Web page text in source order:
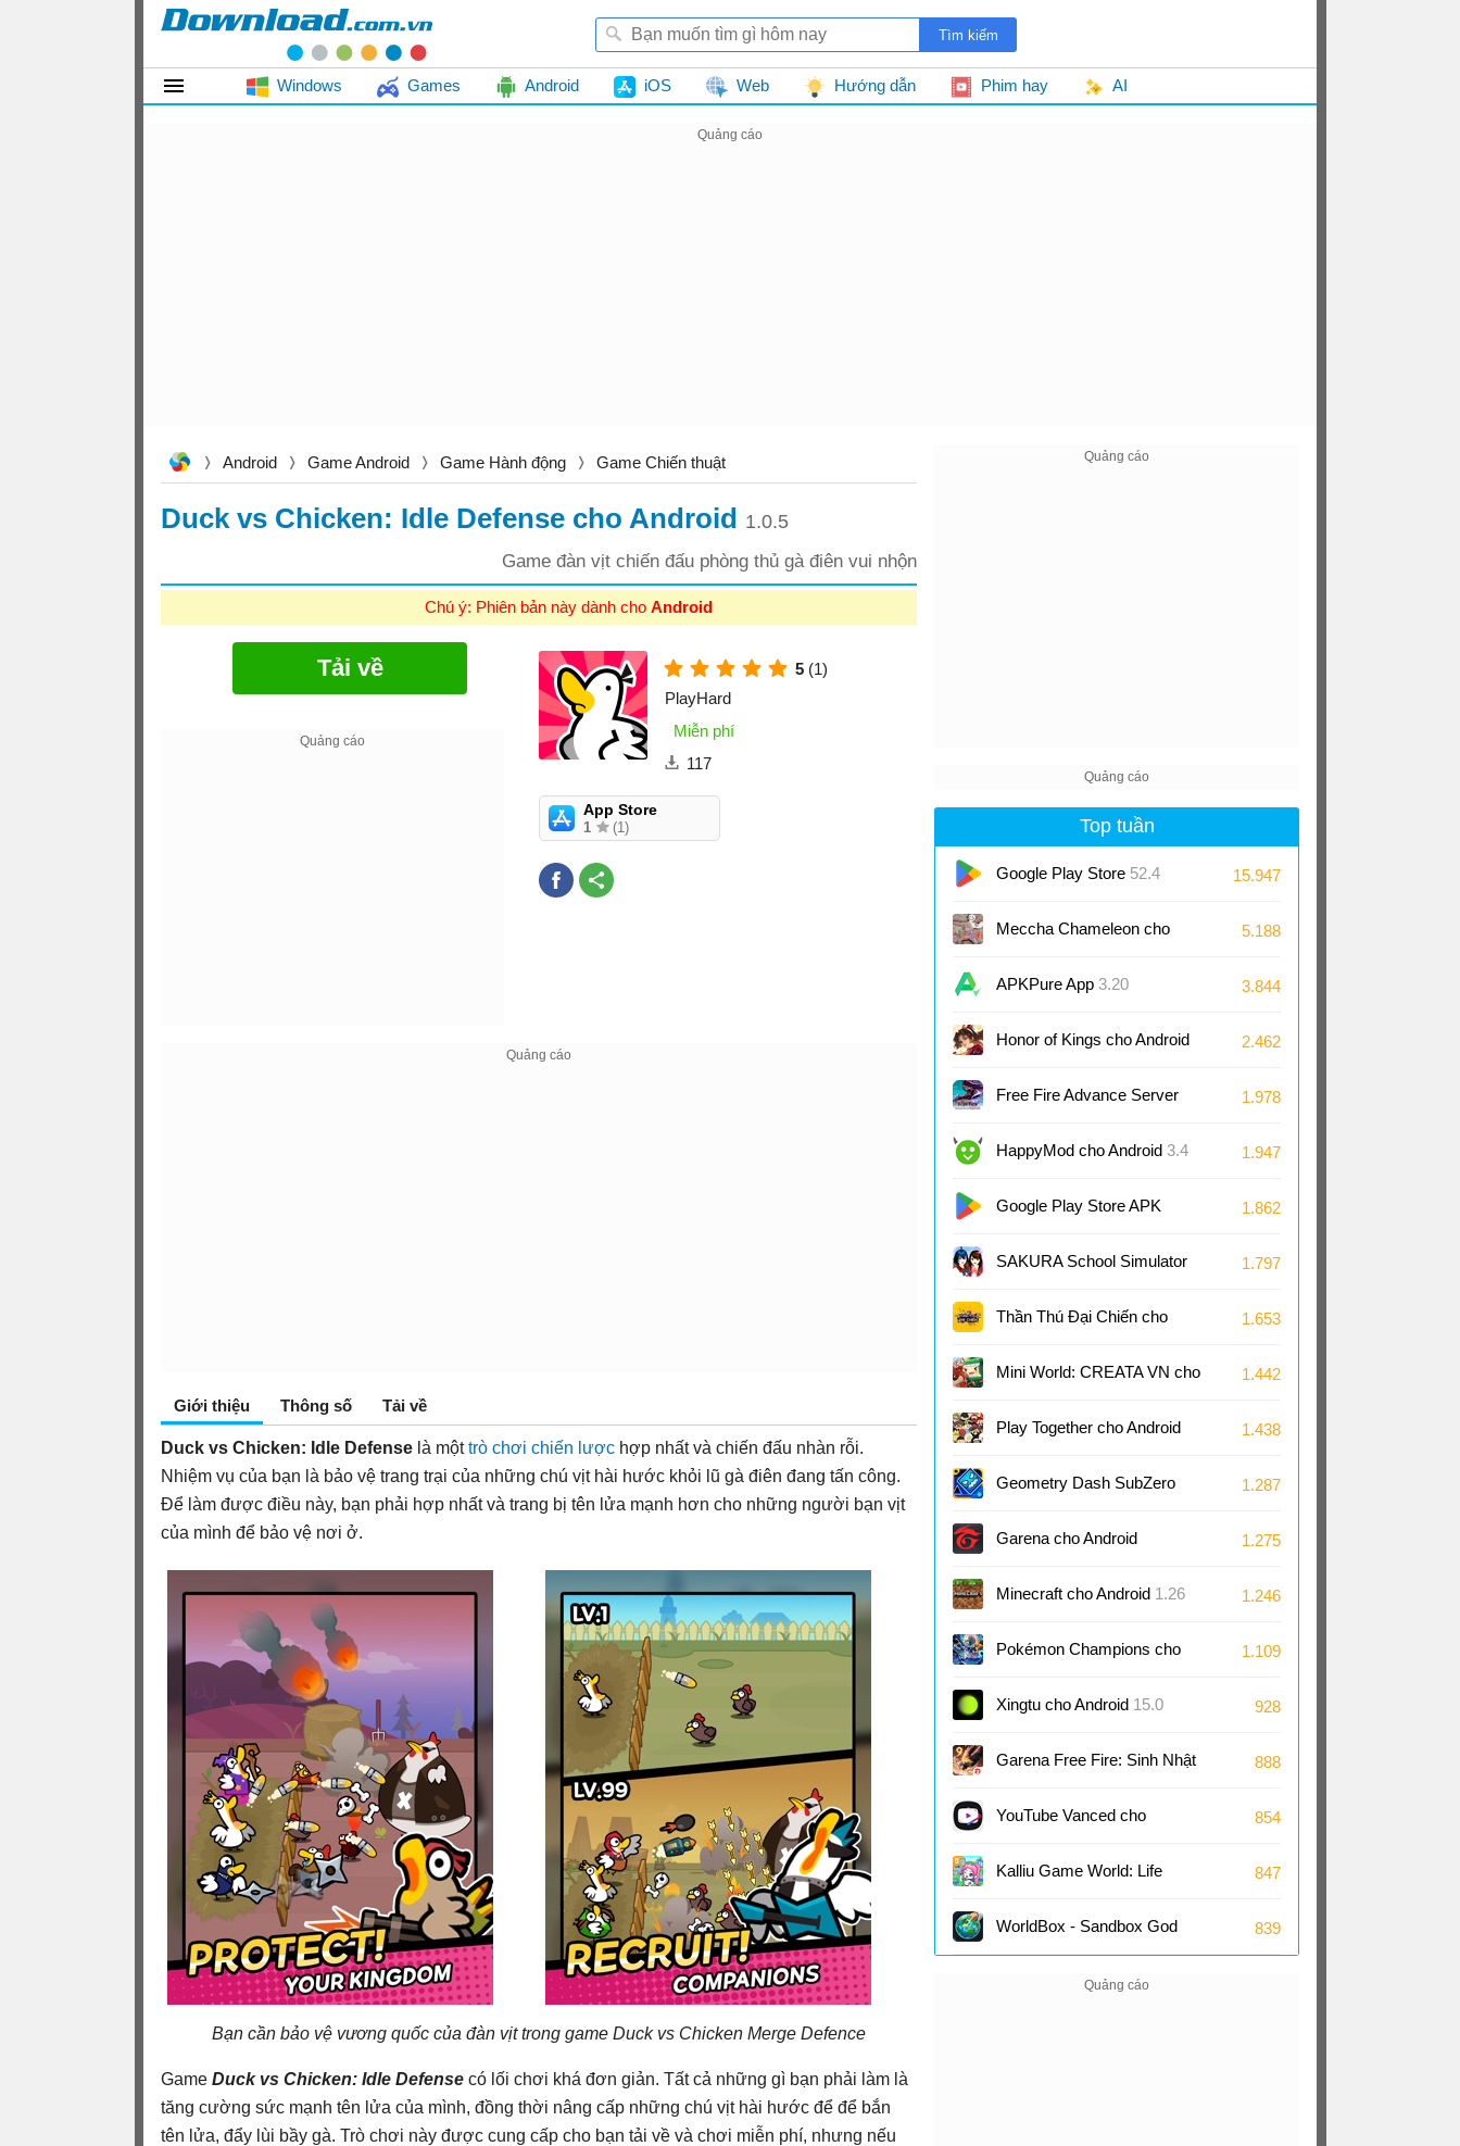
Windows Games Android iOS Web Hướng dẫn Phim hay AI
Android Game Android Game Hành động Game Chiến thuật
Duck vs Chicken: Idle Defense cho Android 1.0.5
Game đàn vịt chiến đấu phòng thủ gà điên vui nhộn
Chú ý: Phiên bản này dành cho Android
Tải về 5 (1)
PlayHard
Miễn phí
117
App Store
1 (1)
Giới thiệu Thông số Tải về
Duck vs Chicken: Idle Defense là mộttrò chơi chiến lược hợp nhất và chiến đấu nhàn rỗi.
Nhiệm vụ của bạn là bảo vệ trang trại của những chú vịt hài hước khỏi lũ gà điên đang tấn công.
Để làm được điều này, bạn phải hợp nhất và trang bị tên lửa mạnh hơn cho những người bạn vịt
của mình để bảo vệ nơi ở.
Bạn cần bảo vệ vương quốc của đàn vịt trong game Duck vs Chicken Merge Defence
Game Duck vs Chicken: Idle Defense có lối chơi khá đơn giản. Tất cả những gì bạn phải làm là
tăng cường sức mạnh tên lửa của mình, đồng thời nâng cấp những chú vịt hài hước để để bắn
tên lửa, đẩy lùi bầy gà. Trò chơi này được cung cấp cho bạn tải về và chơi miễn phí, nhưng nếu
Top tuần
Google Play Store 52.4 15.947
Meccha Chameleon cho
Android
5.188
APKPure App 3.20 3.844
Honor of Kings cho Android
11.4
2.462
Free Fire Advance Server
66.53
1.978
HappyMod cho Android 3.4 1.947
Google Play Store APK
(Android TV) 51.8
1.862
SAKURA School Simulator
cho Android 1.048
1.797
Thần Thú Đại Chiến cho
Android
1.653
Mini World: CREATA VN cho
Android 1.7
1.442
Play Together cho Android
2.29
1.438
Geometry Dash SubZero
cho Android 2.2
1.287
Garena cho Android 1.275
Minecraft cho Android 1.26 1.246
Pokémon Champions cho
Android 1.1
1.109
Xingtu cho Android 15.0 928
Garena Free Fire: Sinh Nhật
9 Tuổi cho Android1.126
888
YouTube Vanced cho
Android 18.21
854
Kalliu Game World: Life
Story cho Android 8.75
847
WorldBox - Sandbox God 839